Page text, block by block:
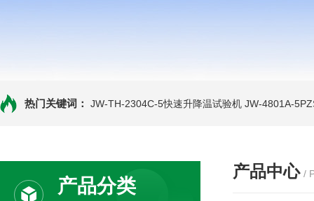
热门关键词： JW-TH-2304C-5快速升降温试验机 JW-4801A-
产品分类
产品中心 /